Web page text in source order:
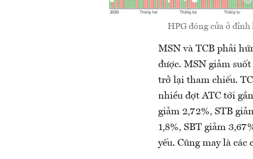
HPG đóng cửa ở
MSN và TCB phải
được. MSN giảm
trở lại tham chiếu.
nhiều đợt ATC tới
giảm 2,72%, STB
1,8%, SBT giảm
yếu. Cũng may là